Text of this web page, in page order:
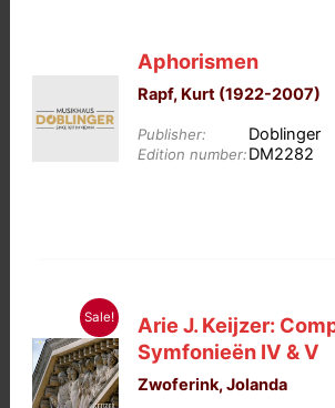
Aphorismen
Rapf, Kurt (1922-2007)
Publisher: Doblinger
Edition number:DM2282
Sale!
Arie J. Keijzer:
Symfonieën IV & V
Zwoferink, Jolanda